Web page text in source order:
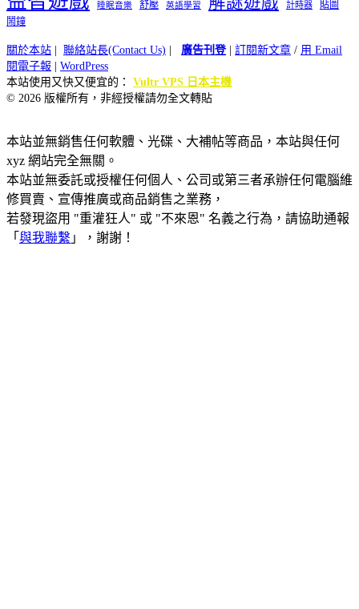
睡眠音樂 舒壓 英語學習 計時器
貼圖
鬧鐘
關於本站 | 聯絡站長(Contact Us) | 廣告刊登| 訂閱新文章 / 用 Email
閱電子報 | WordPress
本站使用又快又便宜的： Vultr VPS 日本主機
© 2026 版權所有，非經授權請勿全文轉貼
本站並無銷售任何軟體、光碟、大補帖等商品，本站與任何
xyz 網站完全無關。
本站並無委託或授權任何個人、公司或第三者承辦任何電腦維
修買賣、宣傳推廣或商品銷售之業務，
若發現盜用 "重灌狂人" 或 "不來恩" 名義之行為，請協助通報
「 與我聯繫 」，謝謝！